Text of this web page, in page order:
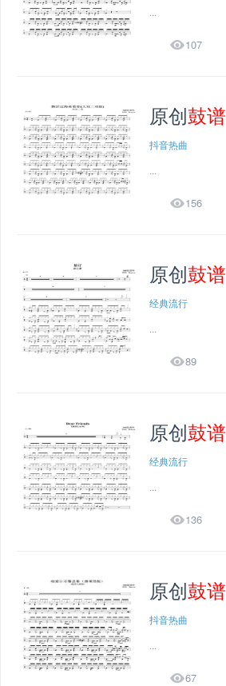
107
原创鼓谱
抖音热曲
156
原创鼓谱
经典流行
89
原创鼓谱
经典流行
136
原创鼓谱
抖音热曲
67